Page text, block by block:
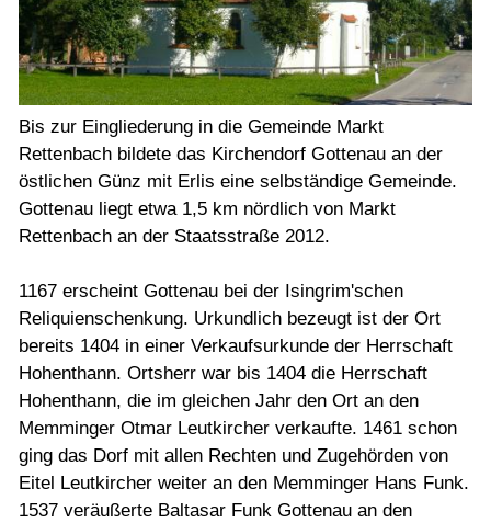
Bis zur Eingliederung in die Gemeinde Markt
Rettenbach bildete das Kirchendorf Gottenau an der
östlichen Günz mit Erlis eine selbständige Gemeinde.
Gottenau liegt etwa 1,5 km nördlich von Markt
Rettenbach an der Staatsstraße 2012.
1167 erscheint Gottenau bei der Isingrim'schen
Reliquienschenkung. Urkundlich bezeugt ist der Ort
bereits 1404 in einer Verkaufsurkunde der Herrschaft
Hohenthann. Ortsherr war bis 1404 die Herrschaft
Hohenthann, die im gleichen Jahr den Ort an den
Memminger Otmar Leutkircher verkaufte. 1461 schon
ging das Dorf mit allen Rechten und Zugehörden von
Eitel Leutkircher weiter an den Memminger Hans Funk.
1537 veräußerte Baltasar Funk Gottenau an den